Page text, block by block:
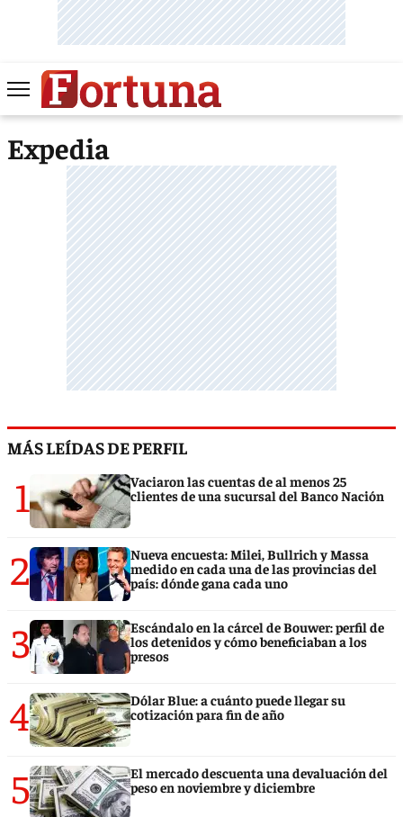
Expedia
MÁS LEÍDAS DE PERFIL
1
Vaciaron las cuentas de al menos 25
clientes de una sucursal del Banco Nación
2
Nueva encuesta: Milei, Bullrich y Massa
medido en cada una de las provincias del
país: dónde gana cada uno
3
Escándalo en la cárcel de Bouwer: perfil de
los detenidos y cómo beneficiaban a los
presos
4
Dólar Blue: a cuánto puede llegar su
cotización para fin de año
5
El mercado descuenta una devaluación del
peso en noviembre y diciembre